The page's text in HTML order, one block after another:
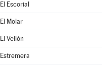
El Escorial
El Molar
El Vellón
Estremera